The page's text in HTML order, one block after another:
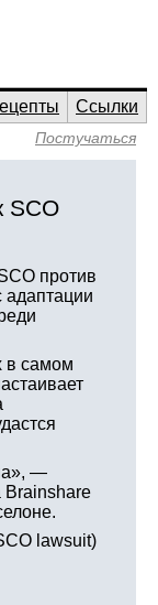
Ссылки
Постучаться
SCO
против
адаптации
в самом
—
Brainshare
lawsuit)